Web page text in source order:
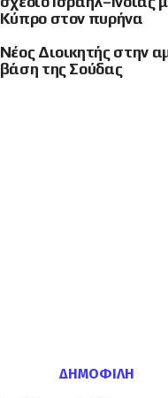
Κύπρο στον πυρήνα
Νέος Διοικητής στην
βάση της Σούδας
ΔΗΜΟΦΙΛΉ